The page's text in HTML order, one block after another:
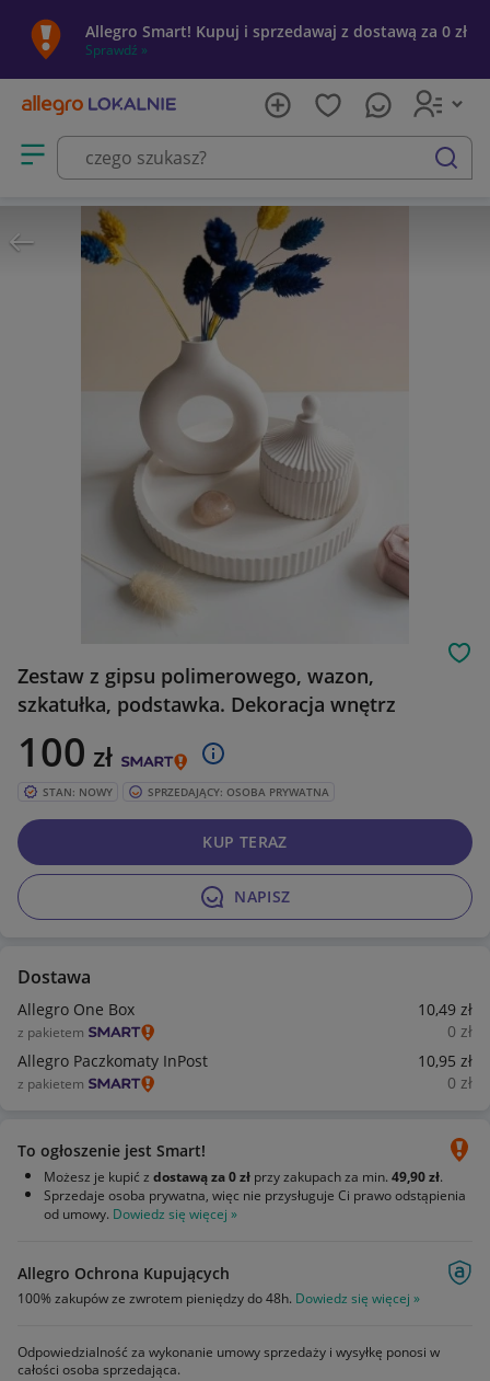
Allegro Smart! Kupuj i sprzedawaj z dostawą za 0 zł
Sprawdź »
Otwórz menu z kategoriami
szukaj
Zestaw z gipsu polimerowego, wazon,
szkatułka, podstawka. Dekoracja wnętrz
100 zł
STAN: NOWY SPRZEDAJĄCY: OSOBA PRYWATNA
NAPISZ
KUP TERAZ
Dostawa
Allegro One Box 10,49 zł
z pakietem 0 zł
Allegro Paczkomaty InPost
10,95 zł
z pakietem 0 zł
To ogłoszenie jest Smart!
Możesz je kupić z dostawą za 0 zł przy zakupach za min. 49,90 zł.
Sprzedaje osoba prywatna, więc nie przysługuje Ci prawo odstąpienia
od umowy. Dowiedz się więcej »
Allegro Ochrona Kupujących
100% zakupów ze zwrotem pieniędzy do 48h. Dowiedz się więcej »
Odpowiedzialność za wykonanie umowy sprzedaży i wysyłkę ponosi w
całości osoba sprzedająca.